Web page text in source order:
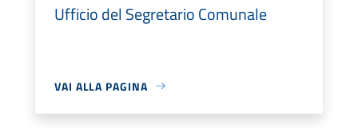
Ufficio del Segretario Comunale
VAI ALLA PAGINA